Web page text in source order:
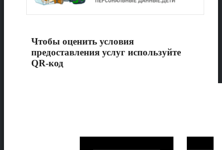
Чтобы оценить условия
предоставления услуг используйте
QR-код